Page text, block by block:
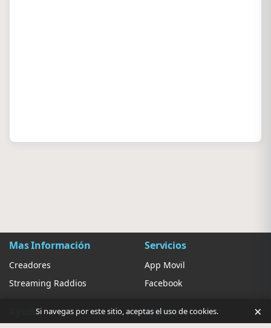
Mas Información
Creadores
Streaming Raddios
Servicios
App Movil
Facebook
Ayuda Ajustes
Si navegas por este sitio, aceptas el uso de cookies. ×